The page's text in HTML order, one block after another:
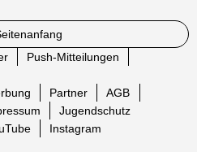
Push-Mitteilungen
Partner
AGB
Jugendschutz
Instagram